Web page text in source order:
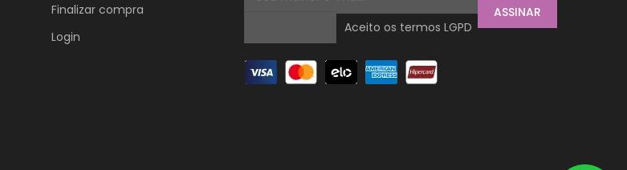
Finalizar compra
Login
ASSINAR
Aceito os termos LGPD